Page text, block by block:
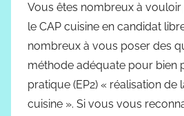
Vous êtes nombreux à
le CAP cuisine en candidat
nombreux à vous poser des
méthode adéquate pour bien
pratique (EP2) « réalisation
cuisine ». Si vous vous